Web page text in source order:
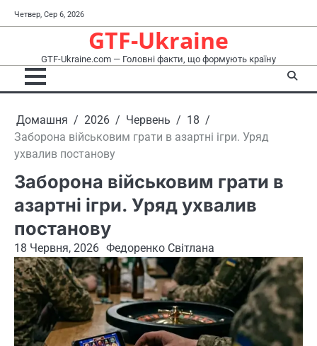
до
Четвер, Сер 6, 2026
GTF-Ukraine
GTF-Ukraine.com — Головні факти, що формують країну
Домашня 2026 Червень
18
Заборона військовим грати в азартні ігри. Уряд
ухвалив постанову
Заборона військовим грати в
азартні ігри. Уряд ухвалив
постанову
18 Червня, 2026 Федоренко Світлана